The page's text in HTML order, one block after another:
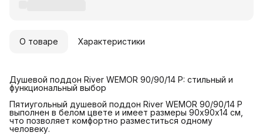
О товаре Характеристики
Душевой поддон River WEMOR 90/90/14 P: стильный и
функциональный выбор
Пятиугольный душевой поддон River WEMOR 90/90/14 P
выполнен в белом цвете и имеет размеры 90х90х14 см,
что позволяет комфортно разместиться одному
человеку.